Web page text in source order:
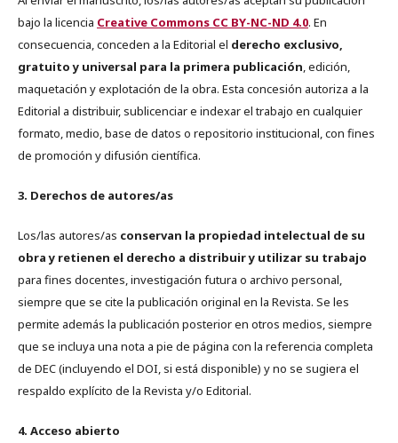
bajo la licencia Creative Commons CC BY-NC-ND 4.0. En
consecuencia, conceden a la Editorial el derecho exclusivo,
gratuito y universal para la primera publicación, edición,
maquetación y explotación de la obra. Esta concesión autoriza a la
Editorial a distribuir, sublicenciar e indexar el trabajo en cualquier
formato, medio, base de datos o repositorio institucional, con fines
de promoción y difusión científica.
3. Derechos de autores/as
Los/las autores/as conservan la propiedad intelectual de su
obra y retienen el derecho a distribuir y utilizar su trabajo
para fines docentes, investigación futura o archivo personal,
siempre que se cite la publicación original en la Revista. Se les
permite además la publicación posterior en otros medios, siempre
que se incluya una nota a pie de página con la referencia completa
de DEC (incluyendo el DOI, si está disponible) y no se sugiera el
respaldo explícito de la Revista y/o Editorial.
4. Acceso abierto